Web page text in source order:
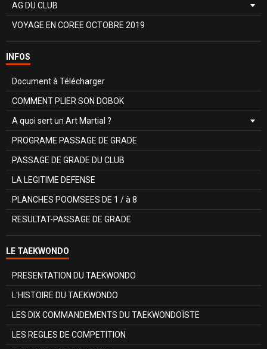
AG DU CLUB
VOYAGE EN COREE OCTOBRE 2019
INFOS
Document à Télécharger
COMMENT PLIER SON DOBOK
A quoi sert un Art Martial ?
PROGRAME PASSAGE DE GRADE
PASSAGE DE GRADE DU CLUB
LA LEGITIME DEFENSE
PLANCHES POOMSEES DE 1 / à 8
RESULTAT-PASSAGE DE GRADE
LE TAEKWONDO
PRESENTATION DU TAEKWONDO
L'HISTOIRE DU TAEKWONDO
LES DIX COMMANDEMENTS DU TAEKWONDOÏSTE
LES REGLES DE COMPETITION